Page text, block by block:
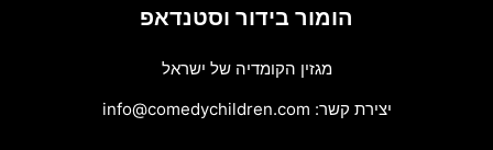
הומור בידור וסטנדאפ
מגזין הקומדיה של ישראל
יצירת קשר: info@comedychildren.com